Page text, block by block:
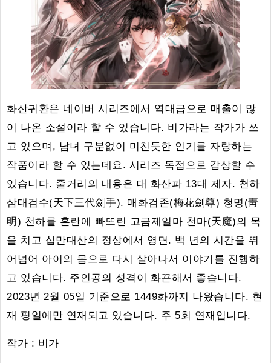
화산귀환은 네이버 시리즈에서 역대급으로 매출이 많
이 나온 소설이라 할 수 있습니다. 비가라는 작가가 쓰
고 있으며, 남녀 구분없이 미친듯한 인기를 자랑하는
작품이라 할 수 있는데요. 시리즈 독점으로 감상할 수
있습니다. 줄거리의 내용은 대 화산파 13대 제자. 천하
삼대검수(天下三代劍手). 매화검존(梅花劍尊) 청명(靑
明) 천하를 혼란에 빠뜨린 고금제일마 천마(天魔)의 목
을 치고 십만대산의 정상에서 영면. 백 년의 시간을 뛰
어넘어 아이의 몸으로 다시 살아나서 이야기를 진행하
고 있습니다. 주인공의 성격이 화끈해서 좋습니다.
2023년 2월 05일 기준으로 1449화까지 나왔습니다. 현
재 평일에만 연재되고 있습니다. 주 5회 연재입니다.
작가 : 비가